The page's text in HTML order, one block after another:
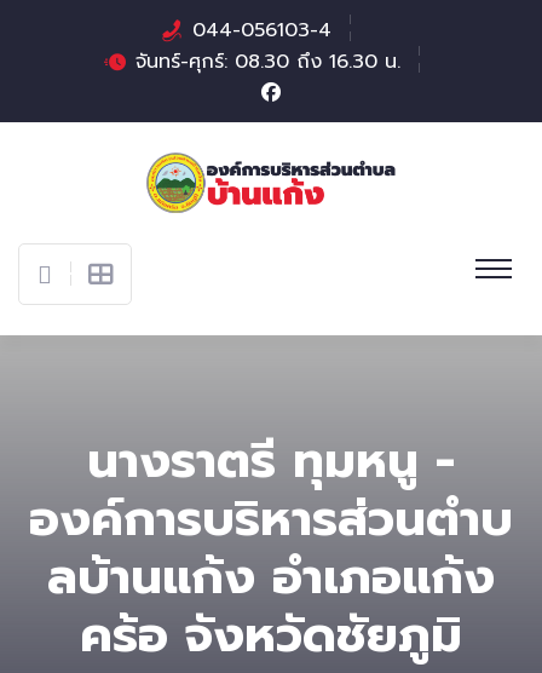
044-056103-4
จันทร์-ศุกร์: 08.30 ถึง 16.30 น.
นางราตรี ทุมหนู -
องค์การบริหารส่วนตําบ
ลบ้านแก้ง อำเภอแก้ง
คร้อ จังหวัดชัยภูมิ